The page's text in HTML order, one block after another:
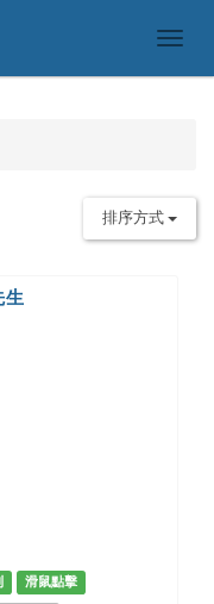
排序方式
生
滑鼠點擊